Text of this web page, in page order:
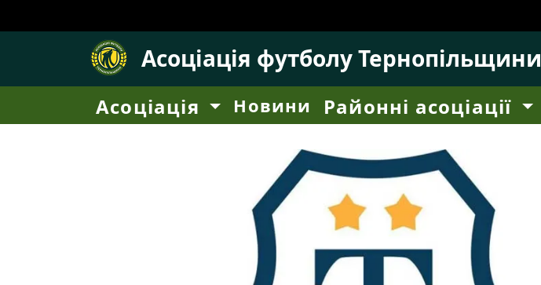
Асоціація футболу Тернопільщини
Асоціація Новини Районні асоціації